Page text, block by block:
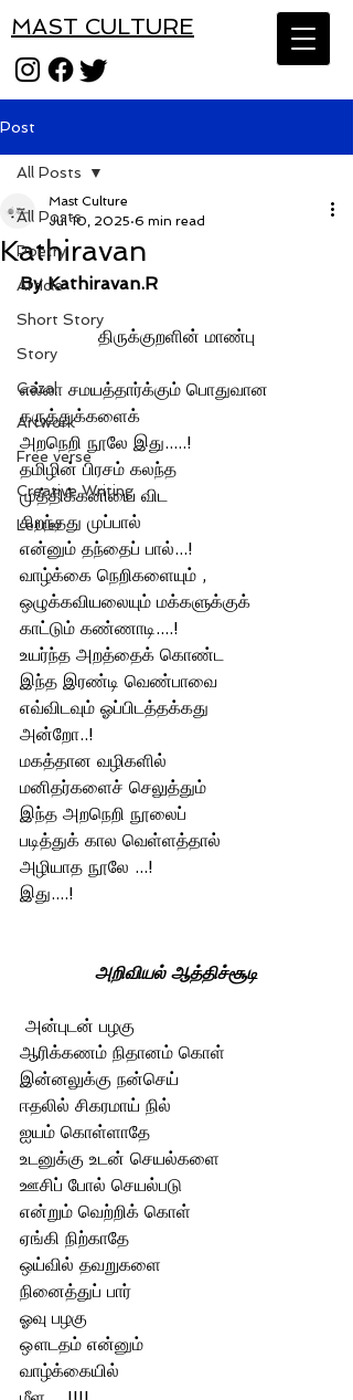
MAST CULTURE
Post
All Posts
Poetry
Article
Short Story
Story
Gazal
Artwork
Free verse
Creative Writing
Letter
All Posts
Kathiravan
Mast Culture
Jul 10, 2025 6 min read
By Kathiravan.R
திருக்குறளின் மாண்பு
எல்லா சமயத்தார்க்கும் பொதுவான
கருத்துக்களைக்
அறநெறி நூலே இது.....!
தமிழின் பிரசம் கலந்த
முத்திக்கனியை விட
சிறந்தது முப்பால்
என்னும் தந்தைப் பால்...!
வாழ்க்கை நெறிகளையும் ,
ஒழுக்கவியலையும் மக்களுக்குக்
காட்டும் கண்ணாடி....!
உயர்ந்த அறத்தைக் கொண்ட
இந்த இரண்டி வெண்பாவை
எவ்விடவும் ஓப்பிடத்தக்கது
அன்றோ..!
மகத்தான வழிகளில்
மனிதர்களைச் செலுத்தும்
இந்த அறநெறி நூலைப்
படித்துக் கால வெள்ளத்தால்
அழியாத நூலே ...!
இது....!
அறிவியல் ஆத்திச்சூடி
அன்புடன் பழகு
ஆரிக்கணம் நிதானம் கொள்
இன்னலுக்கு நன்செய்
ஈதலில் சிகரமாய் நில்
ஐயம் கொள்ளாதே
உடனுக்கு உடன் செயல்களை
ஊசிப் போல் செயல்படு
என்றும் வெற்றிக் கொள்
ஏங்கி நிற்காதே
ஒய்வில் தவறுகளை
நினைத்துப் பார்
ஓவு பழகு
ஔடதம் என்னும்
வாழ்க்கையில்